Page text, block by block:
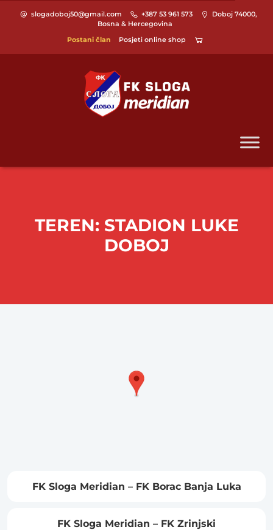
slogadoboj50@gmail.com +387 53 961 573
Doboj 74000,
Bosna & Hercegovina
Postani član
Posjeti online shop
TEREN: STADION LUKE
DOBOJ
FK Sloga Meridian – FK Borac Banja Luka
FK Sloga Meridian – FK Zrinjski